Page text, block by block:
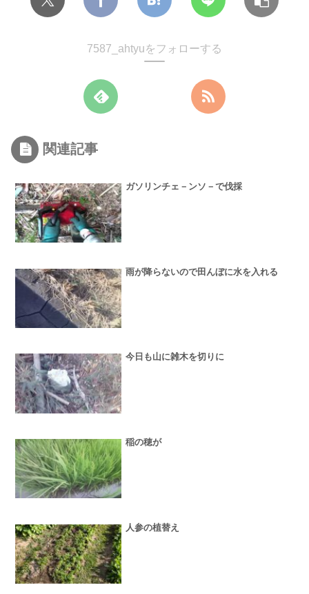
7587_ahtyuをフォローする
関連記事
ガソリンチェ－ンソ－で伐採
雨が降らないので田んぼに水を入れる
今日も山に雑木を切りに
稲の穂が
人参の植替え